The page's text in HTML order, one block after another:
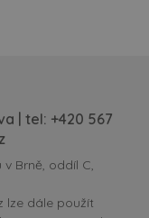
| tel: +420 567
v Brně, oddíl C,
lze dále použít